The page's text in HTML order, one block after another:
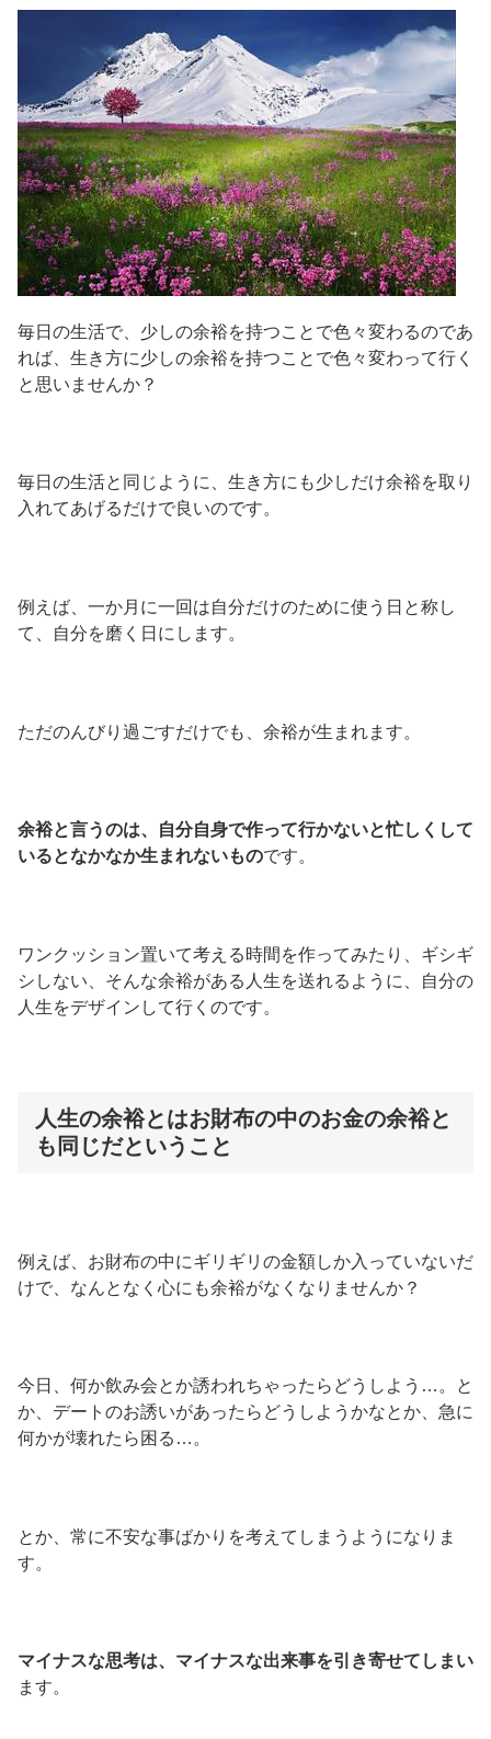
毎日の生活で、少しの余裕を持つことで色々変わるのであ
れば、生き方に少しの余裕を持つことで色々変わって行く
と思いませんか？
毎日の生活と同じように、生き方にも少しだけ余裕を取り
入れてあげるだけで良いのです。
例えば、一か月に一回は自分だけのために使う日と称し
て、自分を磨く日にします。
ただのんびり過ごすだけでも、余裕が生まれます。
余裕と言うのは、自分自身で作って行かないと忙しくして
いるとなかなか生まれないものです。
ワンクッション置いて考える時間を作ってみたり、ギシギ
シしない、そんな余裕がある人生を送れるように、自分の
人生をデザインして行くのです。
人生の余裕とはお財布の中のお金の余裕と
も同じだということ
例えば、お財布の中にギリギリの金額しか入っていないだ
けで、なんとなく心にも余裕がなくなりませんか？
今日、何か飲み会とか誘われちゃったらどうしよう…。と
か、デートのお誘いがあったらどうしようかなとか、急に
何かが壊れたら困る…。
とか、常に不安な事ばかりを考えてしまうようになりま
す。
マイナスな思考は、マイナスな出来事を引き寄せてしまい
ます。